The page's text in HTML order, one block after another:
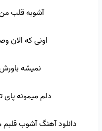
آشوبه قلب
اونی که الان
نمیشه
دلم میمونه
دانلود آهنگ آشوب